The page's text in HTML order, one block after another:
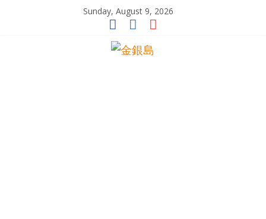
Sunday, August 9, 2026